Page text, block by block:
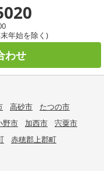
年始を除く)
わせ
高砂市
たつの市
野市 加西市
宍粟市
赤穂郡上郡町